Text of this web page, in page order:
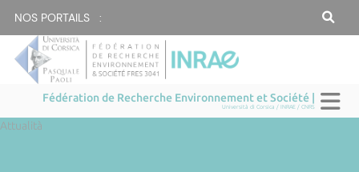
NOS PORTAILS :
Fédération de Recherche Environnement et Société |
Università di Corsica / INRAE / CNRS
Attualità